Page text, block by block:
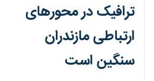
ترافیک در محورهای
ارتباطی مازندران
سنگین است